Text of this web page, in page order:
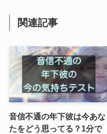
関連記事
音信不通の年下彼は今あな
たをどう思ってる？1分で